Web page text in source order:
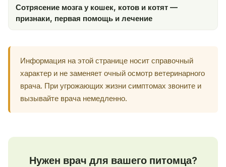
Сотрясение мозга у кошек, котов и котят —
признаки, первая помощь и лечение
Информация на этой странице носит справочный
характер и не заменяет очный осмотр ветеринарного
врача. При угрожающих жизни симптомах звоните и
вызывайте врача немедленно.
Нужен врач для вашего питомца?